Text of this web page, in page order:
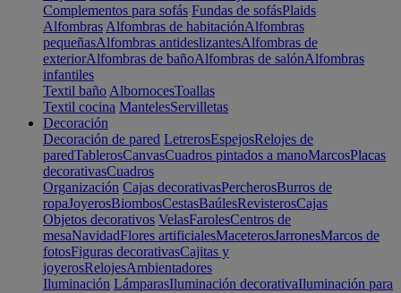
Complementos para sofás Fundas de sofásPlaids
Alfombras Alfombras de habitaciónAlfombras
pequeñasAlfombras antideslizantesAlfombras de
exteriorAlfombras de bañoAlfombras de salónAlfombras
infantiles
Textil baño AlbornocesToallas
Textil cocina MantelesServilletas
Decoración
Decoración de pared LetrerosEspejosRelojes de
paredTablerosCanvasCuadros pintados a manoMarcosPlacas
decorativasCuadros
Organización Cajas decorativasPercherosBurros de
ropaJoyerosBiombosCestasBaúlesRevisterosCajas
Objetos decorativos VelasFarolesCentros de
mesaNavidadFlores artificialesMaceterosJarronesMarcos de
fotosFiguras decorativasCajitas y
joyerosRelojesAmbientadores
Iluminación LámparasIluminación decorativaIluminación para